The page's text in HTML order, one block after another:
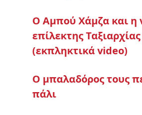
Ο Αμπού Χάμζα και η
επίλεκτης
(εκπληκτικά video)
Ο μπαλαδόρος τους
πάλι